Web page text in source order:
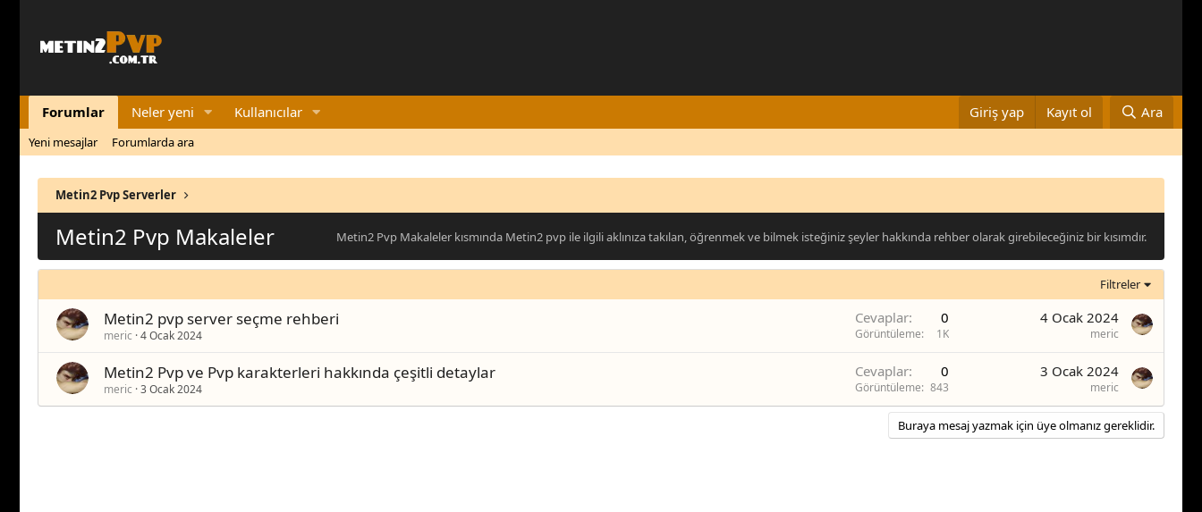
Forumlar Neler yeni Kullanıcılar Giriş yap Kayıt ol Ara
Yeni mesajlar Forumlarda ara
Metin2 Pvp Serverler
Metin2 Pvp Makaleler Metin2 Pvp Makaleler kısmında Metin2 pvp ile ilgili aklınıza takılan, öğrenmek ve bilmek isteğiniz şeyler hakkında rehber olarak girebileceğiniz bir kısımdır.
Filtreler
Metin2 pvp server seçme rehberi
meric 4 Ocak 2024
Cevaplar 0
Görüntüleme 1K
4 Ocak 2024
meric
Metin2 Pvp ve Pvp karakterleri hakkında çeşitli detaylar
meric 3 Ocak 2024
Cevaplar 0
Görüntüleme 843
3 Ocak 2024
meric
Buraya mesaj yazmak için üye olmanız gereklidir.